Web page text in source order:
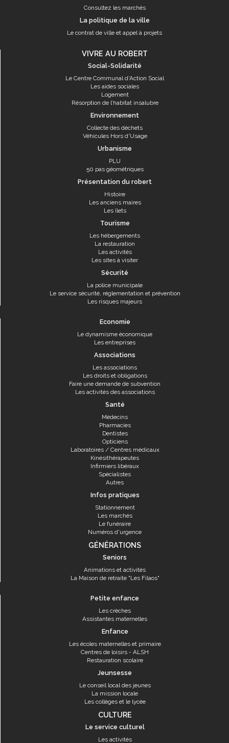
Consultez les marchés
La politique de la ville
Le contrat de ville et appel à projets
VIVRE AU ROBERT
Social-Solidarité
Le Centre Communal d'Action Social
Les aides sociales
Logement
Résorption de l’habitat insalubre
Environnement
Collecte des déchets
Véhicules Hors d'Usage
Urbanisme
PLU
50 pas géométriques
Présentation du robert
Histoire
Les anciens maires
Les îlets
Tourisme
Les hébergements
La restauration
Les activités
Les sites à visiter
Sécurité
La police municipale
Le service sécurité, réglementation et prévention
Les risques majeurs
Economie
Le dynamisme économique
Les entreprises
Associations
Les associations
Les droits et obligations
Faire une demande de subvention
Les activités des associations
Santé
Médecins
Pharmacies
Dentistes
Opticiens
Laboratoires / Centres médicaux
Kinésithérapeutes
Infirmiers libéraux
Spécialistes
Autres
Infos pratiques
Stationnement
Les marchés
Le funéraire
Numéros d'urgence
GÉNÉRATIONS
Seniors
Animations et activités
La Maison de retraite "Les Filaos"
Petite enfance
Les crèches
Assistantes maternelles
Enfance
Les écoles maternelles et primaire
Centres de loisirs - ALSH
Restauration scolaire
Jeunsesse
Le conseil local des jeunes
La mission locale
Les collèges et le lycée
CULTURE
Le service culturel
Les activités